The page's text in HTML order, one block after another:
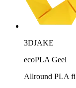
3DJAKE
ecoPLA Geel
Allround PLA